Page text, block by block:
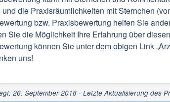
und die Praxisräumlichkeiten mit Sternchen
bzw. Praxisbewertung helfen Sie
Sie die Möglichkeit Ihre Erfahrung über
können Sie unter dem obigen Link
uns!
26. September 2018 - Letzte Aktualisierung des